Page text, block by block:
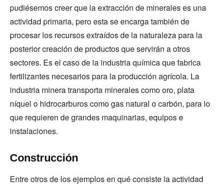
pudiésemos creer que la extracción de minerales es una
actividad primaria, pero esta se encarga también de
procesar los recursos extraídos de la naturaleza para la
posterior creación de productos que servirán a otros
sectores. Es el caso de la industria química que fabrica
fertilizantes necesarios para la producción agrícola. La
industria minera transporta minerales como oro, plata
níquel o hidrocarburos como gas natural o carbón, para lo
que requieren de grandes maquinarias, equipos e
instalaciones.
Construcción
Entre otros de los ejemplos en qué consiste la actividad